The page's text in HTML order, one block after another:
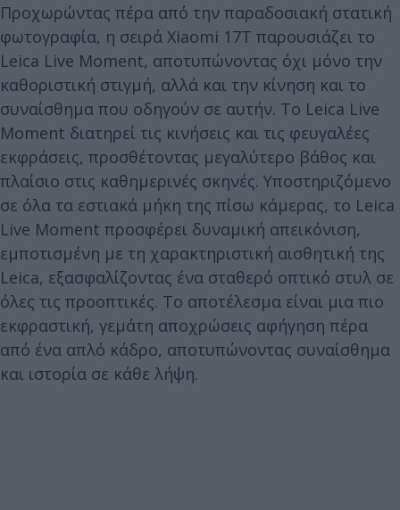
Προχωρώντας πέρα από την παραδοσιακή στατική
φωτογραφία, η σειρά Xiaomi 17T παρουσιάζει το
Leica Live Moment, αποτυπώνοντας όχι μόνο την
καθοριστική στιγμή, αλλά και την κίνηση και το
συναίσθημα που οδηγούν σε αυτήν. Το Leica Live
Moment διατηρεί τις κινήσεις και τις φευγαλέες
εκφράσεις, προσθέτοντας μεγαλύτερο βάθος και
πλαίσιο στις καθημερινές σκηνές. Υποστηριζόμενο
σε όλα τα εστιακά μήκη της πίσω κάμερας, το Leica
Live Moment προσφέρει δυναμική απεικόνιση,
εμποτισμένη με τη χαρακτηριστική αισθητική της
Leica, εξασφαλίζοντας ένα σταθερό οπτικό στυλ σε
όλες τις προοπτικές. Το αποτέλεσμα είναι μια πιο
εκφραστική, γεμάτη αποχρώσεις αφήγηση πέρα
από ένα απλό κάδρο, αποτυπώνοντας συναίσθημα
και ιστορία σε κάθε λήψη.